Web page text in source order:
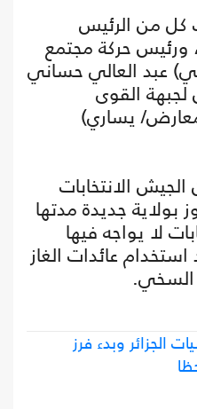
كل من الرئيس
ورئيس حركة مجتمع
عبد العالي حساني
لجبهة القوى
يساري)
الانتخابات
بولاية جديدة مدتها
لا يواجه فيها
عائدات الغاز
السخي.
الجزائر وبدء فرز